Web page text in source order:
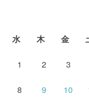
水 木 金
1 2 3
8 9 10